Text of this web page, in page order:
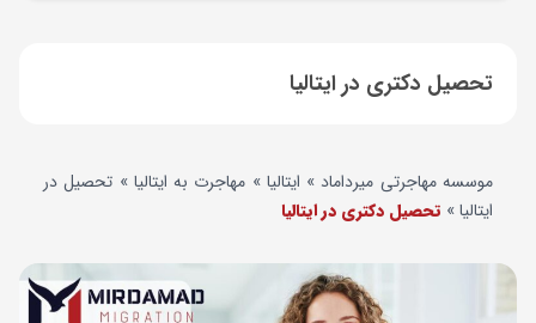
تحصیل دکتری در ایتالیا
موسسه مهاجرتی میرداماد » ایتالیا » مهاجرت به ایتالیا » تحصیل در
ایتالیا» تحصیل دکتری در ایتالیا